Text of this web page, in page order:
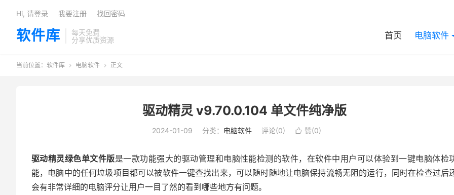
软件库
每天免费
分享优质资源
首页 电脑软件
Hi, 请登录 我要注册 找回密码
当前位置： 软件库  电脑软件  正文
驱动精灵 v9.70.0.104 单文件纯净版
2024-01-09 分类： 电脑软件 评论(0)  赞(0)
驱动精灵绿色单文件版是一款功能强大的驱动管理和电脑性能检测的软件，在软件中用户可以体验到一键电脑体检
能，电脑中的任何垃圾项目都可以被软件一键查找出来，可以随时随地让电脑保持流畅无阻的运行，同时在检查过后
会有非常详细的电脑评分让用户一目了然的看到哪些地方有问题。